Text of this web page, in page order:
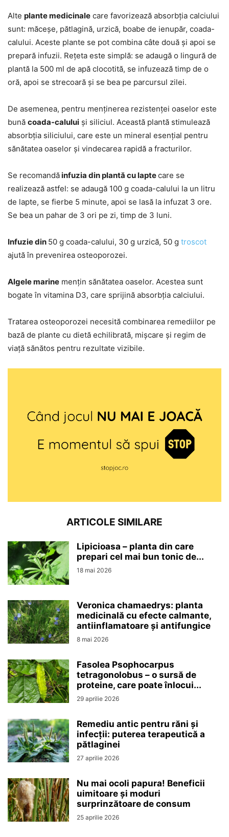
Alte plante medicinale care favorizează absorbția calciului
sunt: măceșe, pătlagină, urzică, boabe de ienupăr, coada-
calului. Aceste plante se pot combina câte două și apoi se
prepară infuzii. Rețeta este simplă: se adaugă o lingură de
plantă la 500 ml de apă clocotită, se infuzează timp de o
oră, apoi se strecoară și se bea pe parcursul zilei.
De asemenea, pentru menținerea rezistenței oaselor este
bună coada-calului și siliciul. Această plantă stimulează
absorbția siliciului, care este un mineral esențial pentru
sănătatea oaselor și vindecarea rapidă a fracturilor.
Se recomandăinfuzia din plantă cu laptecare se
realizează astfel: se adaugă 100 g coada-calului la un litru
de lapte, se fierbe 5 minute, apoi se lasă la infuzat 3 ore.
Se bea un pahar de 3 ori pe zi, timp de 3 luni.
Infuzie din 50 g coada-calului, 30 g urzică, 50 g troscot
ajută în prevenirea osteoporozei.
Algele marine mențin sănătatea oaselor. Acestea sunt
bogate în vitamina D3, care sprijină absorbția calciului.
Tratarea osteoporozei necesită combinarea remediilor pe
bază de plante cu dietă echilibrată, mișcare și regim de
viață sănătos pentru rezultate vizibile.
ARTICOLE SIMILARE
Lipicioasa – planta din care
prepari cel mai bun tonic de...
18 mai 2026
Veronica chamaedrys: planta
medicinală cu efecte calmante,
antiinflamatoare și antifungice
8 mai 2026
Fasolea Psophocarpus
tetragonolobus – o sursă de
proteine, care poate înlocui...
29 aprilie 2026
Remediu antic pentru răni și
infecții: puterea terapeutică a
pătlaginei
27 aprilie 2026
Nu mai ocoli papura! Beneficii
uimitoare și moduri
surprinzătoare de consum
25 aprilie 2026